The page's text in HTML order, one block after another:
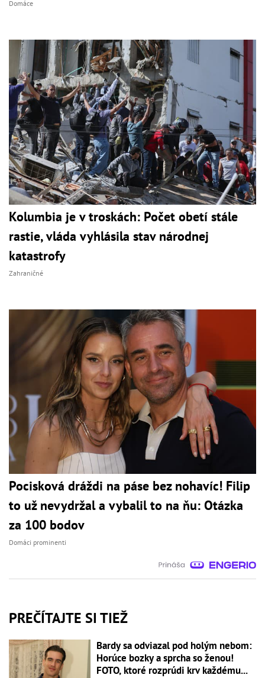
Domáce
Kolumbia je v troskách: Počet obetí stále
rastie, vláda vyhlásila stav národnej
katastrofy
Zahraničné
Pocisková dráždi na páse bez nohavíc! Filip
to už nevydržal a vybalil to na ňu: Otázka
za 100 bodov
Domáci prominenti
PREČÍTAJTE SI TIEŽ
Bardy sa odviazal pod holým nebom:
Horúce bozky a sprcha so ženou!
FOTO, ktoré rozprúdi krv každému...